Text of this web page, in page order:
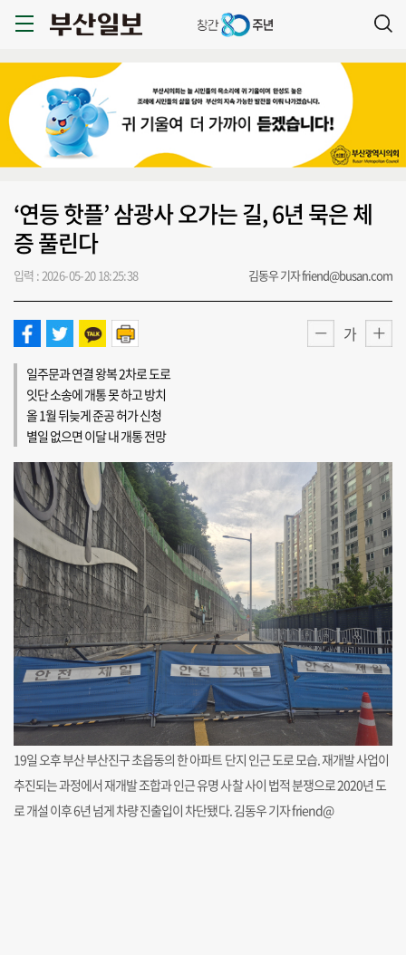
‘연등 핫플’ 삼광사 오가는 길, 6년 묵은 체
증 풀린다
입력 : 2026-05-20 18:25:38 김동우 기자 friend@busan.com
가
일주문과 연결 왕복 2차로 도로
잇단 소송에 개통 못 하고 방치
올 1월 뒤늦게 준공 허가 신청
별일 없으면 이달 내 개통 전망
19일 오후 부산 부산진구 초읍동의 한 아파트 단지 인근 도로 모습. 재개발 사업이
추진되는 과정에서 재개발 조합과 인근 유명 사찰 사이 법적 분쟁으로 2020년 도
로 개설 이후 6년 넘게 차량 진출입이 차단됐다. 김동우 기자 friend@